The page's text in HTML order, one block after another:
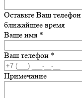
Оставьте Ваш
ближайшее время
Ваше имя *
Ваш телефон *
Примечание